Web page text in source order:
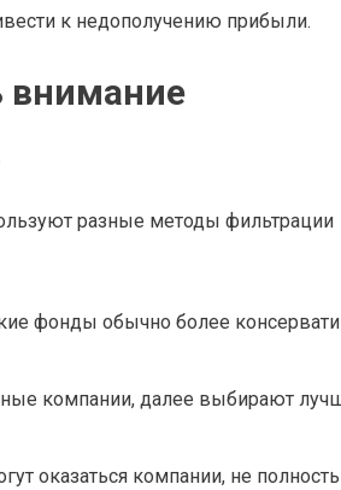
к недополучению прибыли.
внимание
разные методы фильтрации
фонды обычно более
компании, далее выбирают
оказаться компании, не